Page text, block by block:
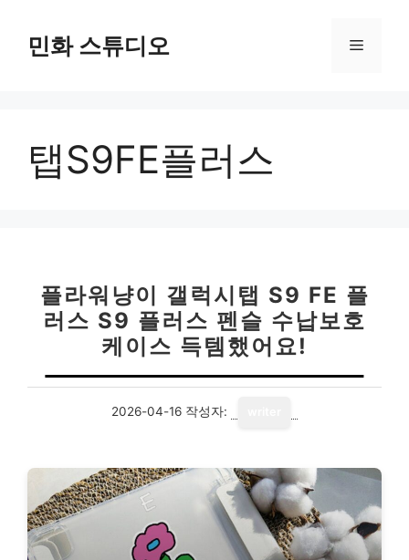
민화 스튜디오 메
탭S9FE플러스
플라워냥이 갤럭시탭 S9 FE 플
러스 S9 플러스 펜슬 수납보호
케이스 득템했어요!
2026-04-16 작성자: